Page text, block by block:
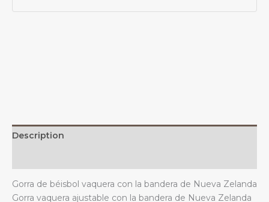
negro
quantity
Description
Gorra de béisbol vaquera con la bandera de Nueva Zelanda
Gorra vaquera ajustable con la bandera de Nueva Zelanda